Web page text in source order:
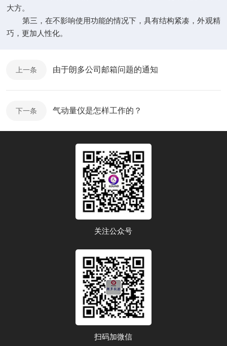
大方。
第三，在不影响使用功能的情况下，具有结构紧凑，外观精
巧，更加人性化。
上一条 由于朗多公司邮箱问题的通知
下一条 气动量仪是怎样工作的？
关注公众号
扫码加微信